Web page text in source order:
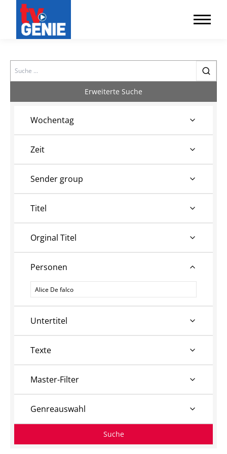
Search
Erweiterte Suche
Wochentag
Zeit
Sender group
Titel
Orginal Titel
Personen
Personen
Untertitel
Texte
Master-Filter
Genreauswahl
Suche